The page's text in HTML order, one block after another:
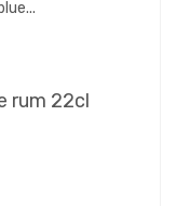
rum 22cl